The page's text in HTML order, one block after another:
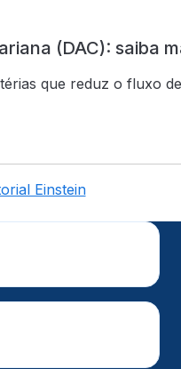
(DAC): saiba
que reduz o fluxo de
Einstein